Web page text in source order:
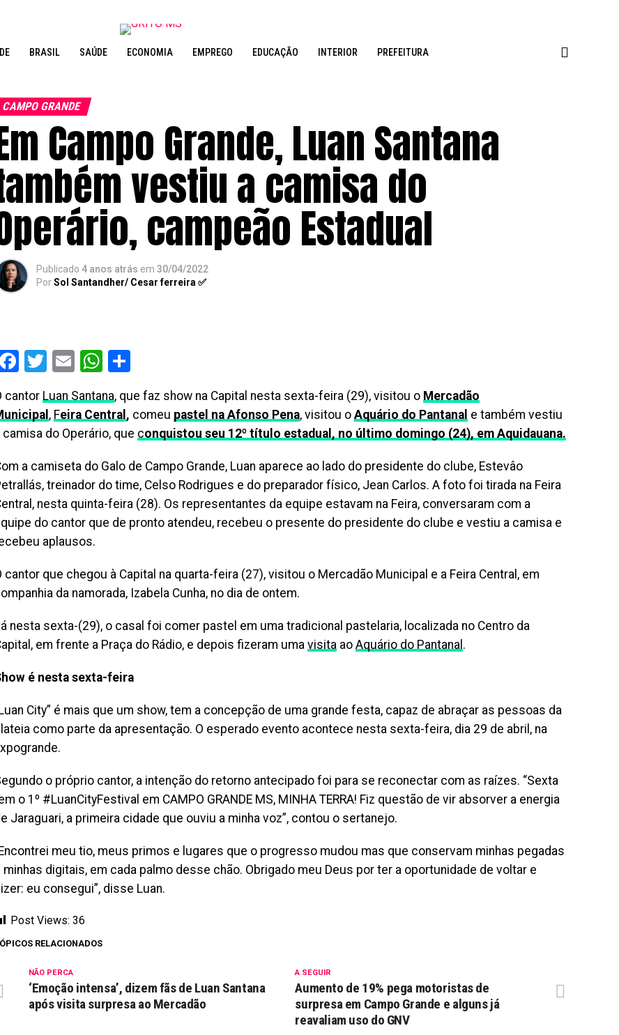
BRASIL SAÚDE ECONOMIA EMPREGO EDUCAÇÃO INTERIOR PREFEITURA
CAMPO GRANDE
Campo Grande, Luan Santana
vestiu a camisa do
campeão Estadual
Publicado 4 anos atrás em 30/04/2022
PorSol Santandher/ Cesar ferreira ✅
Facebook
Twitter
EmailWhatsApp
cantor Luan Santana, que faz show na Capital nesta sexta-feira (29), visitou o Mercadão
, Feira Central , comeu pastel na Afonso Pena, visitou o Aquário do Pantanal e também vestiu
camisa do Operário, que conquistou seu 12º título estadual, no último domingo (24), em Aquidauana.
a camiseta do Galo de Campo Grande, Luan aparece ao lado do presidente do clube, Estevâo
treinador do time, Celso Rodrigues e do preparador físico, Jean Carlos. A foto foi tirada na Feira
nesta quinta-feira (28). Os representantes da equipe estavam na Feira, conversaram com a
do cantor que de pronto atendeu, recebeu o presente do presidente do clube e vestiu a camisa e
aplausos.
cantor que chegou à Capital na quarta-feira (27), visitou o Mercadão Municipal e a Feira Central, em
da namorada, Izabela Cunha, no dia de ontem.
nesta sexta-(29), o casal foi comer pastel em uma tradicional pastelaria, localizada no Centro da
em frente a Praça do Rádio, e depois fizeram uma visita ao Aquário do Pantanal .
é nesta sexta-feira
City” é mais que um show, tem a concepção de uma grande festa, capaz de abraçar as pessoas da
como parte da apresentação. O esperado evento acontece nesta sexta-feira, dia 29 de abril, na
o próprio cantor, a intenção do retorno antecipado foi para se reconectar com as raízes. “Sexta
o 1º #LuanCityFestival em CAMPO GRANDE MS, MINHA TERRA! Fiz questão de vir absorver a energia
Jaraguari, a primeira cidade que ouviu a minha voz”, contou o sertanejo.
meu tio, meus primos e lugares que o progresso mudou mas que conservam minhas pegadas
minhas digitais, em cada palmo desse chão. Obrigado meu Deus por ter a oportunidade de voltar e
eu consegui”, disse Luan.
Post Views: 36
RELACIONADOS
A SEGUIR
Aumento de 19% pega motoristas de
surpresa em Campo Grande e alguns já
reavaliam uso do GNV
NÃO PERCA
‘Emoção intensa’, dizem fãs de Luan Santana
após visita surpresa ao Mercadão